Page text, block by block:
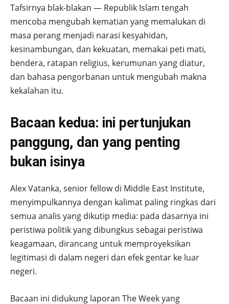
Tafsirnya blak-blakan — Republik Islam tengah
mencoba mengubah kematian yang memalukan di
masa perang menjadi narasi kesyahidan,
kesinambungan, dan kekuatan, memakai peti mati,
bendera, ratapan religius, kerumunan yang diatur,
dan bahasa pengorbanan untuk mengubah makna
kekalahan itu.
Bacaan kedua: ini pertunjukan
panggung, dan yang penting
bukan isinya
Alex Vatanka, senior fellow di Middle East Institute,
menyimpulkannya dengan kalimat paling ringkas dari
semua analis yang dikutip media: pada dasarnya ini
peristiwa politik yang dibungkus sebagai peristiwa
keagamaan, dirancang untuk memproyeksikan
legitimasi di dalam negeri dan efek gentar ke luar
negeri.
Bacaan ini didukung laporan The Week yang